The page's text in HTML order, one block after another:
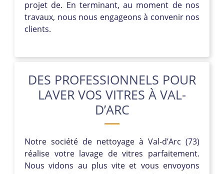
projet de. En terminant, au moment de nos
travaux, nous nous engageons à convenir nos
clients.
DES PROFESSIONNELS POUR
LAVER VOS VITRES À VAL-
D’ARC
Notre société de nettoyage à Val-d’Arc (73)
réalise votre lavage de vitres parfaitement.
Nous vidons au plus vite et vous envoyons